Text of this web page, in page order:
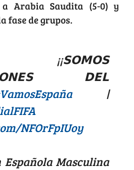
a Arabia Saudita (5-0) y
fase de grupos.
𝗗𝗘𝗟
|
NFOrFpIUoy
Masculina